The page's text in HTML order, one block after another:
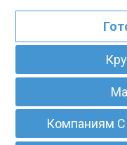
Компаниям С